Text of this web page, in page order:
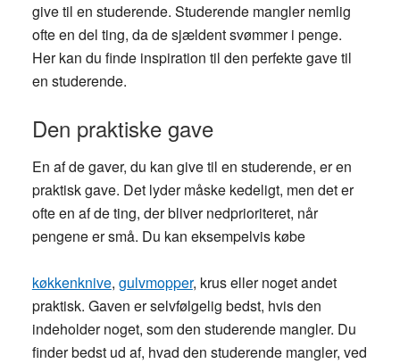
give til en studerende. Studerende mangler nemlig
ofte en del ting, da de sjældent svømmer i penge.
Her kan du finde inspiration til den perfekte gave til
en studerende.
Den praktiske gave
En af de gaver, du kan give til en studerende, er en
praktisk gave. Det lyder måske kedeligt, men det er
ofte en af de ting, der bliver nedprioriteret, når
pengene er små. Du kan eksempelvis købe
køkkenknive, gulvmopper, krus eller noget andet
praktisk. Gaven er selvfølgelig bedst, hvis den
indeholder noget, som den studerende mangler. Du
finder bedst ud af, hvad den studerende mangler, ved